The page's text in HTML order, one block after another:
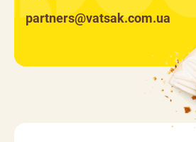
partners@vatsak.com.ua